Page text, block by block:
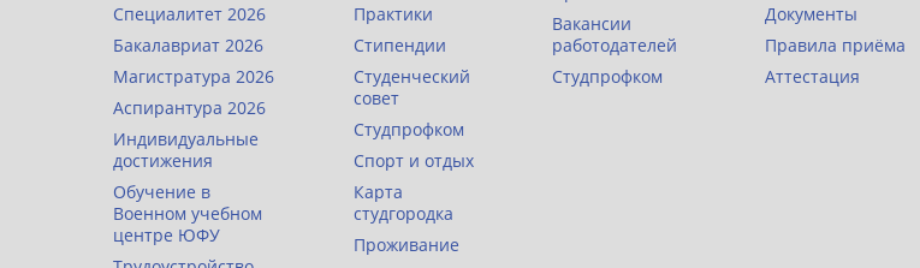
Специалитет 2026
Бакалавриат 2026
Магистратура 2026
Аспирантура 2026
Индивидуальные
достижения
Обучение в
Военном учебном
центре ЮФУ
Практики
Стипендии
Студенческий
совет
Студпрофком
Спорт и отдых
Карта
студгородка
Проживание
Вакансии
работодателей
Студпрофком
Документы
Правила приёма
Аттестация